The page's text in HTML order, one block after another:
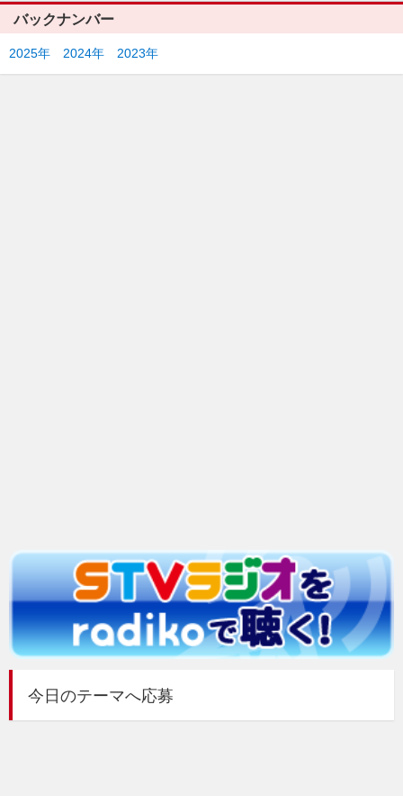
バックナンバー
2025年 2024年 2023年
今日のテーマへ応募